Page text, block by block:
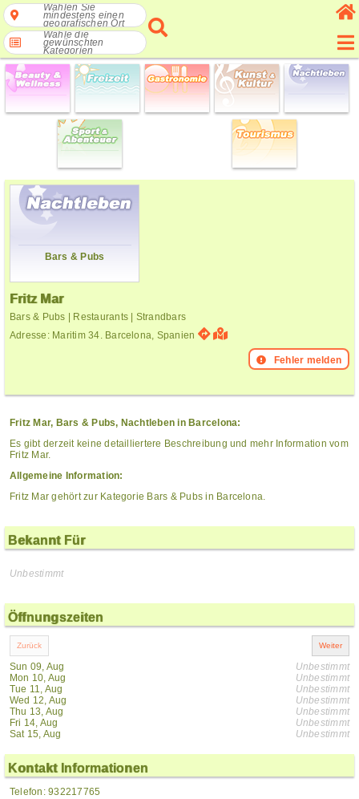
Wählen Sie
mindestens einen
geografischen Ort
Wähle die
gewünschten
Kategorien
Bars & Pubs
Fritz Mar
Bars & Pubs | Restaurants | Strandbars
Adresse: Maritim 34. Barcelona, Spanien
Fehler melden
Fritz Mar, Bars & Pubs, Nachtleben in Barcelona:
Es gibt derzeit keine detailliertere Beschreibung und mehr Information vom
Fritz Mar.
Allgemeine Information:
Fritz Mar gehört zur Kategorie Bars & Pubs in Barcelona.
Bekannt Für
Unbestimmt
Öffnungszeiten
Sun 09, Aug
Mon 10, Aug
Tue 11, Aug
Wed 12, Aug
Thu 13, Aug
Fri 14, Aug
Sat 15, Aug
Unbestimmt
Unbestimmt
Unbestimmt
Unbestimmt
Unbestimmt
Unbestimmt
Unbestimmt
Kontakt Informationen
Telefon: 932217765